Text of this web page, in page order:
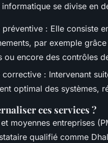
informatique se divise en
préventive : Elle consiste
par exemple
ou encore des contrôles
corrective : Intervenant
optimal des systèmes,
ces services ?
moyennes entreprises
qualifié comme